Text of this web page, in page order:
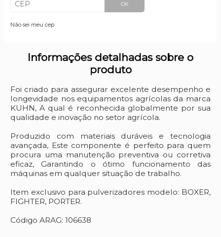
OK
Não sei meu cep
Informações detalhadas sobre o
produto
Foi criado para assegurar excelente desempenho e
longevidade nos equipamentos agrícolas da marca
KUHN, A qual é reconhecida globalmente por sua
qualidade e inovação no setor agrícola.
Produzido com materiais duráveis e tecnologia
avançada, Este componente é perfeito para quem
procura uma manutenção preventiva ou corretiva
eficaz, Garantindo o ótimo funcionamento das
máquinas em qualquer situação de trabalho.
Item exclusivo para pulverizadores modelo: BOXER,
FIGHTER, PORTER.
Código ARAG: 106638